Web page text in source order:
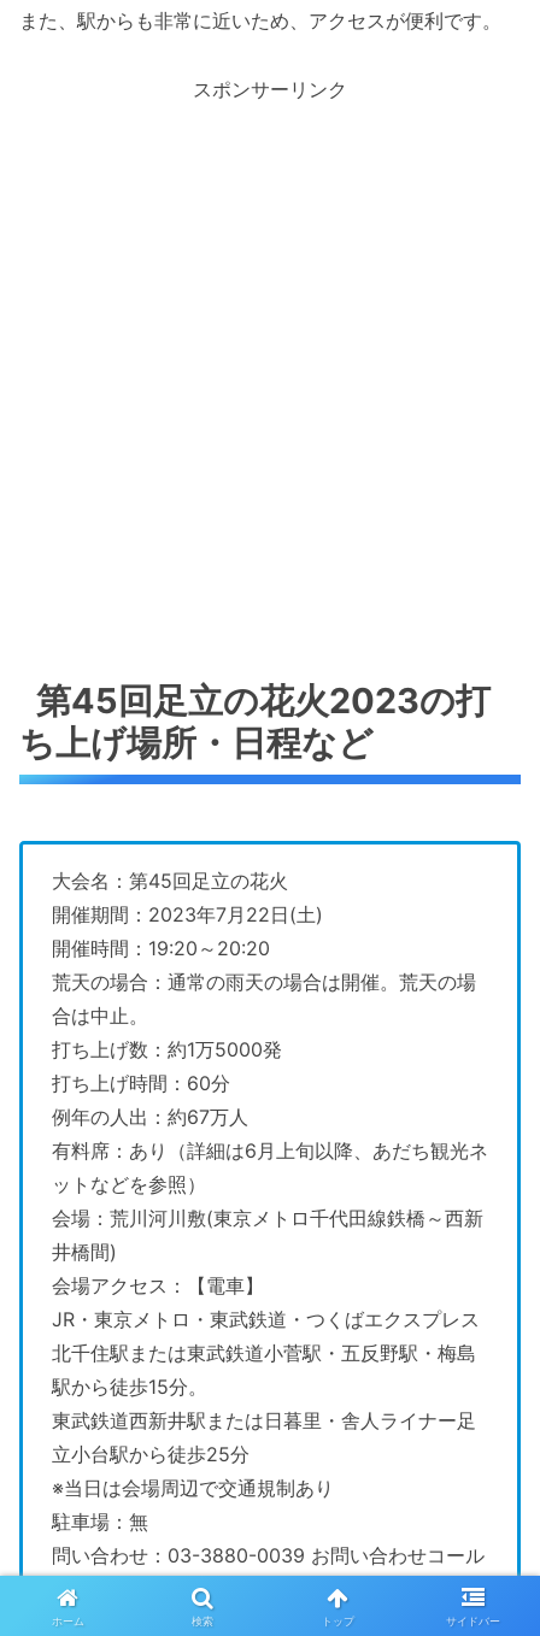
また、駅からも非常に近いため、アクセスが便利です。
スポンサーリンク
第45回足立の花火2023の打
ち上げ場所・日程など
大会名：第45回足立の花火
開催期間：2023年7月22日(土)
開催時間：19:20～20:20
荒天の場合：通常の雨天の場合は開催。荒天の場
合は中止。
打ち上げ数：約1万5000発
打ち上げ時間：60分
例年の人出：約67万人
有料席：あり（詳細は6月上旬以降、あだち観光ネ
ットなどを参照）
会場：荒川河川敷(東京メトロ千代田線鉄橋～西新
井橋間)
会場アクセス：【電車】
JR・東京メトロ・東武鉄道・つくばエクスプレス
北千住駅または東武鉄道小菅駅・五反野駅・梅島
駅から徒歩15分。
東武鉄道西新井駅または日暮里・舎人ライナー足
立小台駅から徒歩25分
※当日は会場周辺で交通規制あり
駐車場：無
問い合わせ：03-3880-0039 お問い合わせコール
あだち(8:00～20:00)
公式サイト：https://www.adachikanko.net/
ホーム 検索 トップ サイドバー